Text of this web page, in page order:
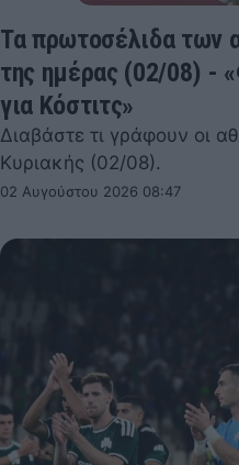
Τα πρωτοσέλιδα των
της ημέρας (02/08) -
για Κόστιτς»
Διαβάστε τι γράφουν οι
Κυριακής (02/08).
02 Αυγούστου 2026 08:47